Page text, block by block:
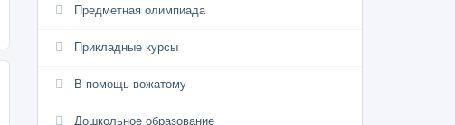
Предметная олимпиада
Прикладные курсы
В помощь вожатому
Дошкольное образование